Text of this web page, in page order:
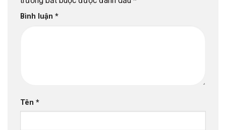
Bình luận *
Tên *